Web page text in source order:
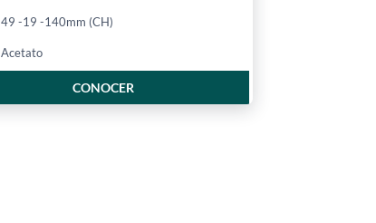
49 -19 -140mm (CH)
Acetato
CONOCER